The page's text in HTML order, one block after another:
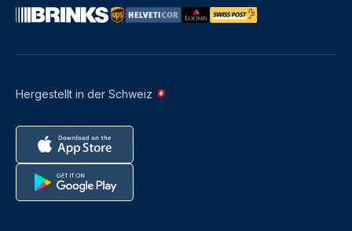
Hergestellt in der Schweiz